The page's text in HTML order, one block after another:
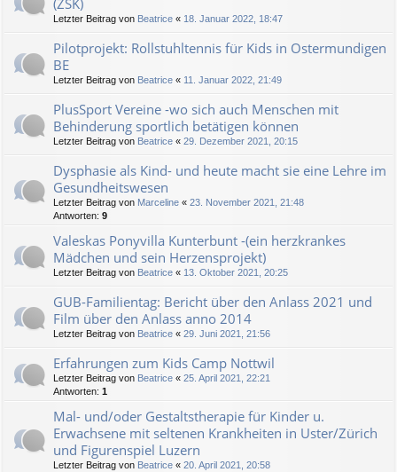
(ZSK)
Letzter Beitrag von Beatrice « 18. Januar 2022, 18:47
Pilotprojekt: Rollstuhltennis für Kids in Ostermundigen
BE
Letzter Beitrag von Beatrice « 11. Januar 2022, 21:49
PlusSport Vereine -wo sich auch Menschen mit
Behinderung sportlich betätigen können
Letzter Beitrag von Beatrice « 29. Dezember 2021, 20:15
Dysphasie als Kind- und heute macht sie eine Lehre im
Gesundheitswesen
Letzter Beitrag von Marceline « 23. November 2021, 21:48
Antworten: 9
Valeskas Ponyvilla Kunterbunt -(ein herzkrankes
Mädchen und sein Herzensprojekt)
Letzter Beitrag von Beatrice « 13. Oktober 2021, 20:25
GUB-Familientag: Bericht über den Anlass 2021 und
Film über den Anlass anno 2014
Letzter Beitrag von Beatrice « 29. Juni 2021, 21:56
Erfahrungen zum Kids Camp Nottwil
Letzter Beitrag von Beatrice « 25. April 2021, 22:21
Antworten: 1
Mal- und/oder Gestaltstherapie für Kinder u.
Erwachsene mit seltenen Krankheiten in Uster/Zürich
und Figurenspiel Luzern
Letzter Beitrag von Beatrice « 20. April 2021, 20:58